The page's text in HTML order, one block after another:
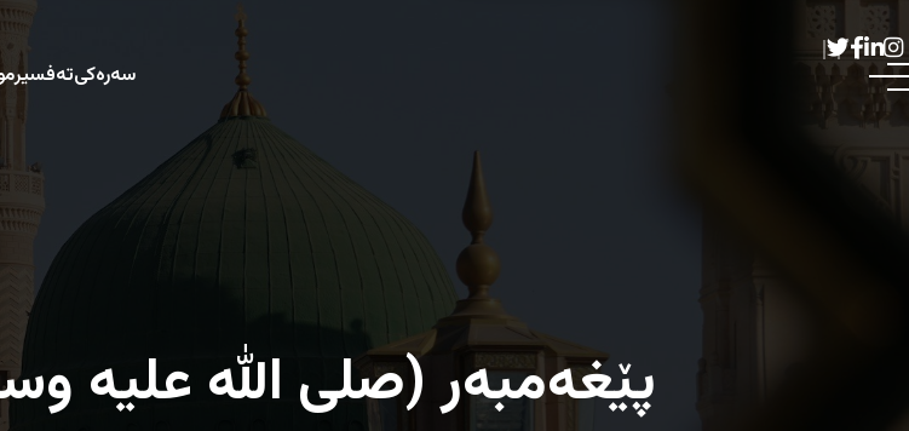
سەرەکیتەفسیر
پێغەمبەر (صلی الله علیه